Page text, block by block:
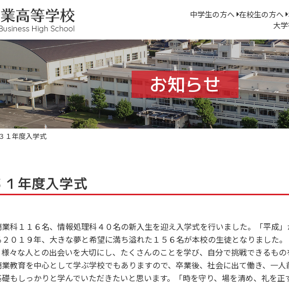
中学生の方へ 在校生の方へ
大
お知らせ
１年度入学式
年度入学式
科１１６名、情報処理科４０名の新入生を迎え入学式を行いました。「平成
０１９年、大きな夢と希望に満ち溢れた１５６名が本校の生徒となりました
々な人との出会いを大切にし、たくさんのことを学び、自分で挑戦できるもの
教育を中心として学ぶ学校でもありますので、卒業後、社会に出て働き、一
もしっかりと学んでいただきたいと思います。「時を守り、場を清め、礼を